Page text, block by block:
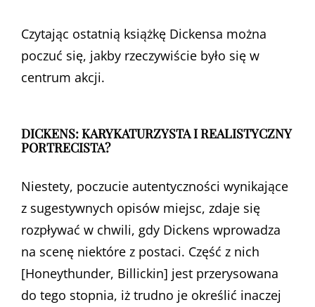
Czytając ostatnią książkę Dickensa można
poczuć się, jakby rzeczywiście było się w
centrum akcji.
DICKENS: KARYKATURZYSTA I REALISTYCZNY
PORTRECISTA?
Niestety, poczucie autentyczności wynikające
z sugestywnych opisów miejsc, zdaje się
rozpływać w chwili, gdy Dickens wprowadza
na scenę niektóre z postaci. Część z nich
[Honeythunder, Billickin] jest przerysowana
do tego stopnia, iż trudno je określić inaczej